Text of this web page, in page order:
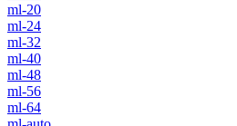
ml-20
ml-24
ml-32
ml-40
ml-48
ml-56
ml-64